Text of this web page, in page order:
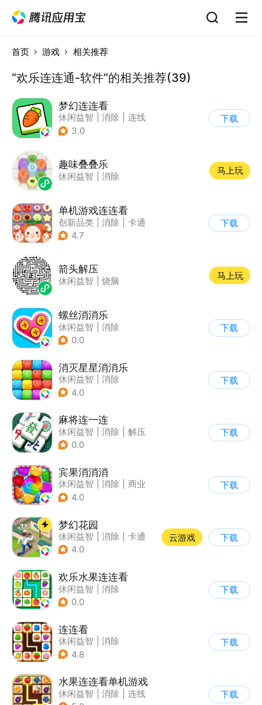
首页 游戏 相关推荐
“欢乐连连通-软件”的相关推荐(39)
梦幻连连看
休闲益智 消除
连线
3.0
下载
趣味叠叠乐
休闲益智 消除
马上玩
单机游戏连连看
创新品类 消除
卡通
| 单机
4.7
下载
箭头解压
休闲益智 烧脑
马上玩
螺丝消消乐
休闲益智
消除
0.0
下载
消灭星星消消乐
休闲益智
消除
4.0
下载
麻将连一连
休闲益智 消除
解压
| 中国风
0.0
下载
宾果消消消
休闲益智 消除
商业
| 宾果消消消
4.0
下载
梦幻花园
休闲益智 消除
卡通
| 创梦天地
4.0
云游戏 下载
欢乐水果连连看
休闲益智
消除
0.0
下载
连连看
休闲益智
消除
| 多比特
4.8
下载
水果连连看单机游戏
休闲益智 消除
连线
下载